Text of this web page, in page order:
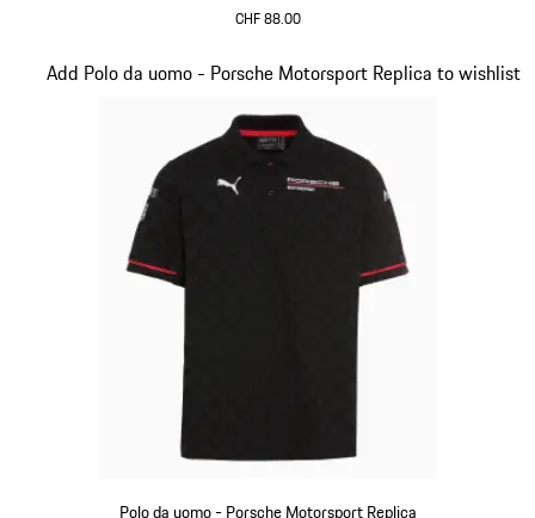
CHF 88.00
Polo da uomo - Porsche Motorsport Replica
Add Polo da uomo - Porsche Motorsport Replica to wishlist
Diapositiva 10 di 20